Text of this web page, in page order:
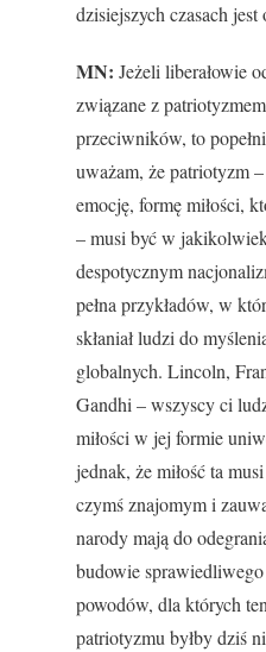
dzisiejszych czasach
MN: Jeżeli liberałowie
związane z
przeciwników, to
uważam, że patriotyzm
emocję, formę miłości,
– musi być w
despotycznym
pełna przykładów, w
skłaniał ludzi do
globalnych. Lincoln,
Gandhi – wszyscy ci
miłości w jej formie
jednak, że miłość ta
czymś znajomym i
narody mają do
budowie
powodów, dla których
patriotyzmu byłby dziś